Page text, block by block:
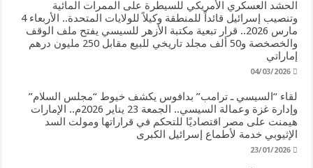
الحشد العسكري الأمريكي للسيطرة على الممرات المائية
وتنصيب إسرائيل قائداً للمنطقة وكيلاً للولايات المتحدة.. الأربعاء 4
مارس 2026.. قرار تبعية مكتبة الأزهر للسيسي يفتح ملف الوقف
والخصخصة و50 ألف مجلد تاريخي للبيع مقابل 250 مليون درهم
إماراتي
04/03/2026
لقاء “السيسي ـ ترامب” بدافوس يكشف خيوط “مجلس السلام”
وإدارة غزة وعمالة السيسي.. الجمعة 23 يناير 2026م.. الإمارات
هيمنت على مصر اقتصاديًا للتحكم في قراراتها ومولت السد
الإثيوبي خدمة لأطماع إسرائيل الكبرى
23/01/2026